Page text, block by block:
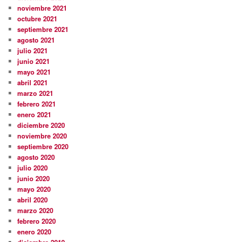
noviembre 2021
octubre 2021
septiembre 2021
agosto 2021
julio 2021
junio 2021
mayo 2021
abril 2021
marzo 2021
febrero 2021
enero 2021
diciembre 2020
noviembre 2020
septiembre 2020
agosto 2020
julio 2020
junio 2020
mayo 2020
abril 2020
marzo 2020
febrero 2020
enero 2020